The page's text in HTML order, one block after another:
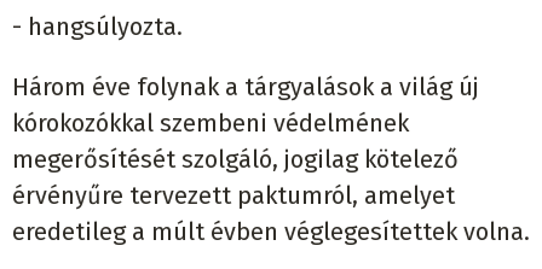
- hangsúlyozta.
Három éve folynak a tárgyalások a világ új
kórokozókkal szembeni védelmének
megerősítését szolgáló, jogilag kötelező
érvényűre tervezett paktumról, amelyet
eredetileg a múlt évben véglegesítettek volna.